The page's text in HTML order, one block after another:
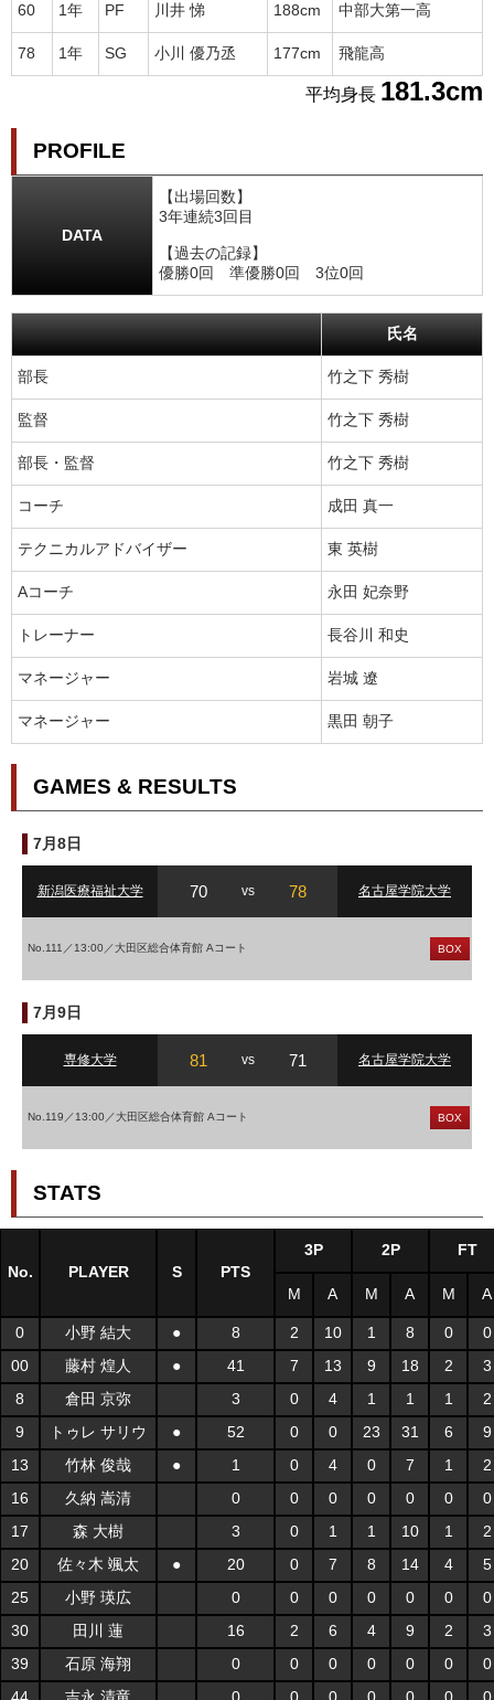
60 1年 PF 川井 悌 188cm 中部大第一高
78 1年 SG 小川 優乃丞 177cm 飛龍高
平均身長 181.3cm
PROFILE
DATA
【出場回数】
3年連続3回目
【過去の記録】
優勝0回 準優勝0回 3位0回
氏名
部長 竹之下 秀樹
監督 竹之下 秀樹
部長・監督 竹之下 秀樹
コーチ 成田 真一
テクニカルアドバイザー 東 英樹
Aコーチ 永田 妃奈野
トレーナー 長谷川 和史
マネージャー 岩城 遼
マネージャー 黒田 朝子
GAMES & RESULTS
7月8日
新潟医療福祉大学 70 vs 78 名古屋学院大学
No.111／13:00／大田区総合体育館 Aコート BOX
7月9日
専修大学 81 vs 71 名古屋学院大学
No.119／13:00／大田区総合体育館 Aコート BOX
STATS
No. PLAYER S PTS
3P 2P FT
M A M A M A
0 小野 結大 ● 8 2 10 1 8 0
0
00
藤村 煌人 ● 41 7 13 9 18 2
3
8
倉田 京弥 3 0 4 1 1 1
2
9
トゥレ サリウ ● 52 0 0 23 31 6
9
13
竹林 俊哉 ● 1 0 4 0 7 1
2
16
久納 嵩清 0 0 0 0 0 0
0
17
森 大樹 3 0 1 1 10 1
2
20
佐々木 颯太 ● 20 0 7 8 14 4
5
25
小野 瑛広 0 0 0 0 0 0
0
30
田川 蓮 16 2 6 4 9 2
3
39
石原 海翔 0 0 0 0 0 0
0